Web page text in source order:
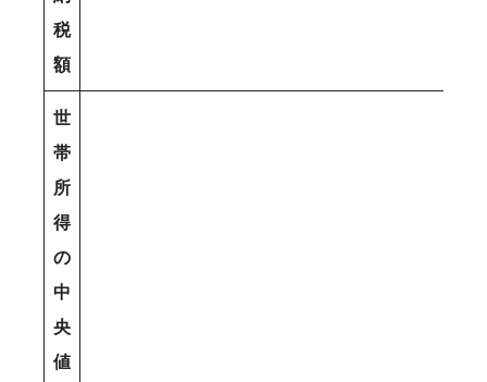
税
額
世
帯
所
得
の
中
央
値